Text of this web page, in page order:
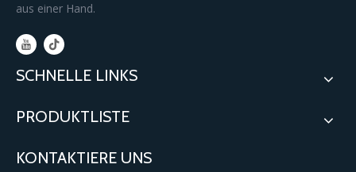
aus einer Hand.
SCHNELLE LINKS
PRODUKTLISTE
KONTAKTIERE UNS